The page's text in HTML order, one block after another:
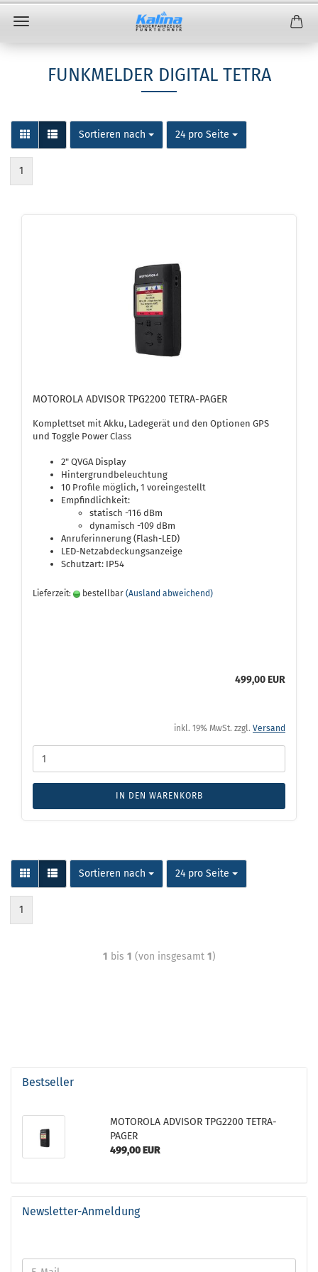
FUNKMELDER DIGITAL TETRA
Sortieren nach 24 pro Seite
1
MOTOROLA ADVISOR TPG2200 TETRA-PAGER
Komplettset mit Akku, Ladegerät und den Optionen GPS
und Toggle Power Class
2" QVGA Display
Hintergrundbeleuchtung
10 Profile möglich, 1 voreingestellt
Empfindlichkeit:
statisch -116 dBm
dynamisch -109 dBm
Anruferinnerung (Flash-LED)
LED-Netzabdeckungsanzeige
Schutzart: IP54
Lieferzeit: bestellbar (Ausland abweichend)
499,00 EUR
inkl. 19% MwSt. zzgl. Versand
IN DEN WARENKORB
Sortieren nach 24 pro Seite
1
1 bis 1 (von insgesamt 1)
Bestseller
MOTOROLA ADVISOR TPG2200 TETRA-
PAGER
499,00 EUR
Newsletter-Anmeldung